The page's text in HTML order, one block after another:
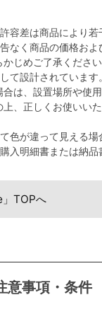
容差は商品により若
なく商品の価格およ
じめご了承ください
て設計されていま
は、設置場所や使
、正しくお使いい
色が違って見える場
入明細書または納
」TOPへ
意事項・条件